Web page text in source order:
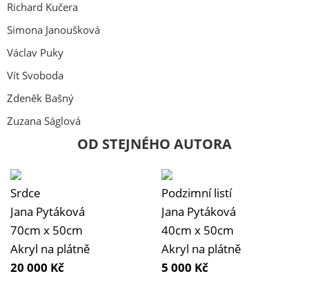
Richard Kučera
Simona Janoušková
Václav Puky
Vít Svoboda
Zdeněk Bašný
Zuzana Ságlová
OD STEJNÉHO AUTORA
Srdce
Jana Pytáková
70cm x 50cm
Akryl na plátně
20 000 Kč
Podzimní listí
Jana Pytáková
40cm x 50cm
Akryl na plátně
5 000 Kč